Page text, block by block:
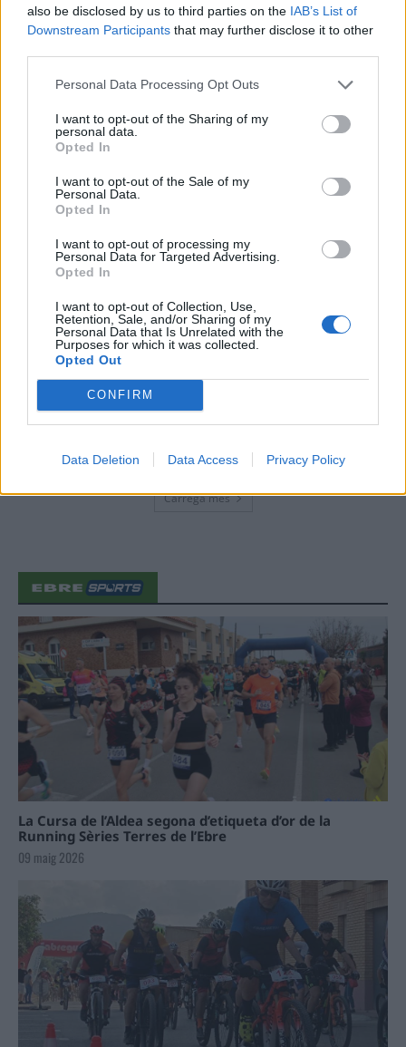
also be disclosed by us to third parties on the IAB’s List of
Downstream Participants that may further disclose it to other
Personal Data Processing Opt Outs
I want to opt-out of the Sharing of my
personal data.
Opted In
I want to opt-out of the Sale of my
Personal Data.
Opted In
I want to opt-out of processing my
Personal Data for Targeted Advertising.
Opted In
I want to opt-out of Collection, Use,
Retention, Sale, and/or Sharing of my
Personal Data that Is Unrelated with the
Purposes for which it was collected.
Opted Out
CONFIRM
Data Deletion Data Access Privacy Policy
ÚLTIMES NOTÍCIES
Blaumut lidera el cartell musical de les
31 de juliol de 2026
Caçadors de subvencions
de 200 actes i l’expectació per l’eclipsi
31 de juliol de 2026
Només 3 de cada 10 turistes visiten la
regió de l’Ebre durant juliol i agost
Carrega més
La Cursa de l’Aldea segona d’etiqueta d’or de la
Running Sèries Terres de l’Ebre
09 maig 2026